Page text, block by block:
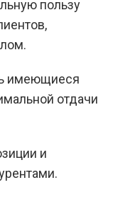
пользу
имеющиеся
отдачи
и